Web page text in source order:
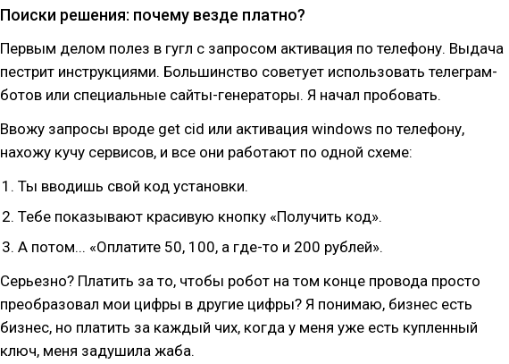
Поиски решения: почему везде платно?
Первым делом полез в гугл с запросом активация по телефону. Выдача
пестрит инструкциями. Большинство советует использовать телеграм-
ботов или специальные сайты-генераторы. Я начал пробовать.
Ввожу запросы вроде get cid или активация windows по телефону,
нахожу кучу сервисов, и все они работают по одной схеме:
Ты вводишь свой код установки.
Тебе показывают красивую кнопку «Получить код».
А потом... «Оплатите 50, 100, а где-то и 200 рублей».
Серьезно? Платить за то, чтобы робот на том конце провода просто
преобразовал мои цифры в другие цифры? Я понимаю, бизнес есть
бизнес, но платить за каждый чих, когда у меня уже есть купленный
ключ, меня задушила жаба.